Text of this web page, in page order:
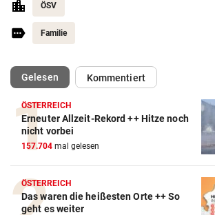
ÖSV
Familie
Gelesen(ausgewählt)Kommentiert
ÖSTERREICH
Erneuter Allzeit-Rekord ++ Hitze noch
nicht vorbei
157.704 mal gelesen
ÖSTERREICH
Das waren die heißesten Orte ++ So
geht es weiter